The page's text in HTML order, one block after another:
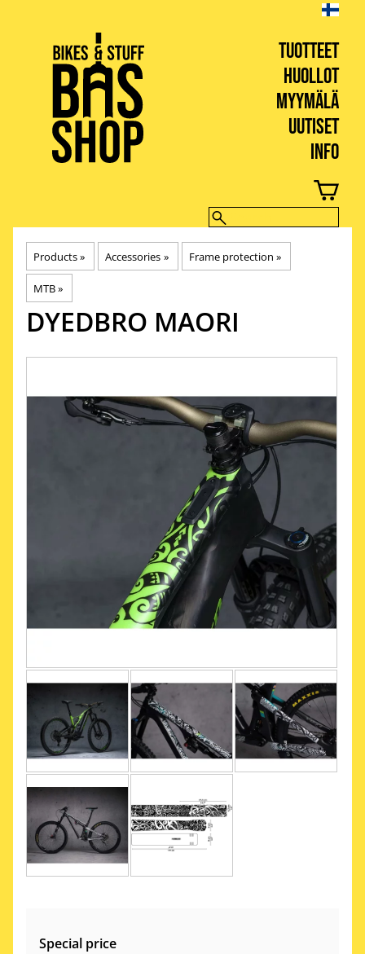
TUOTTEET
HUOLLOT
MYYMÄLÄ
UUTISET
INFO
BIKES & STUFF
Products‪» Accessories ‪» Frame protection ‪»
MTB‪»
DYEDBRO MAORI
Special price